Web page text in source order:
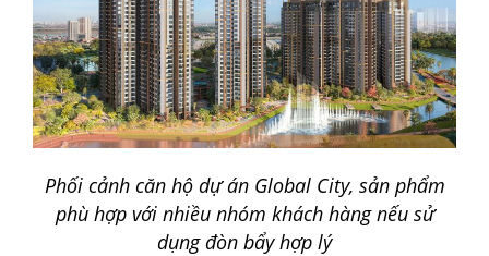
Phối cảnh căn hộ dự án Global City, sản phẩm
phù hợp với nhiều nhóm khách hàng nếu sử
dụng đòn bẩy hợp lý